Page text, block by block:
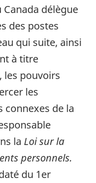
délègue
des postes
qui suite, ainsi
à titre
les pouvoirs
les
de la
la Loi sur la
personnels.
du 1er